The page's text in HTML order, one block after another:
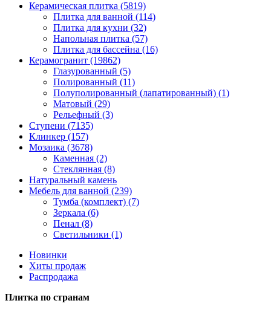
Керамическая плитка (5819)
Плитка для ванной (114)
Плитка для кухни (32)
Напольная плитка (57)
Плитка для бассейна (16)
Керамогранит (19862)
Глазурованный (5)
Полированный (11)
Полуполированный (лапатированный) (1)
Матовый (29)
Рельефный (3)
Ступени (7135)
Клинкер (157)
Мозаика (3678)
Каменная (2)
Стеклянная (8)
Натуральный камень
Мебель для ванной (239)
Тумба (комплект) (7)
Зеркала (6)
Пенал (8)
Светильники (1)
Новинки
Хиты продаж
Распродажа
Плитка по странам